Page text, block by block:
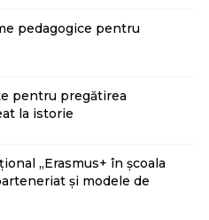
pedagogice pentru
pentru pregătirea
la istorie
„Erasmus+ în școala
și modele de